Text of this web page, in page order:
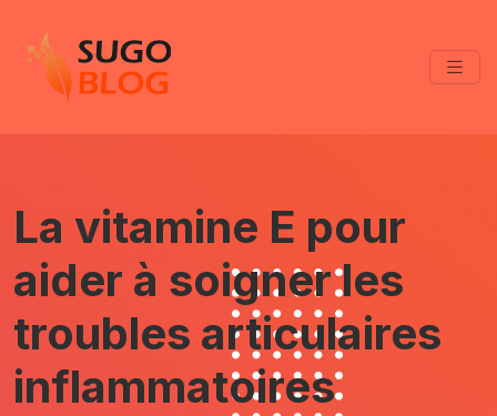
La vitamine E pour
aider à soigner les
troubles articulaires
inflammatoires